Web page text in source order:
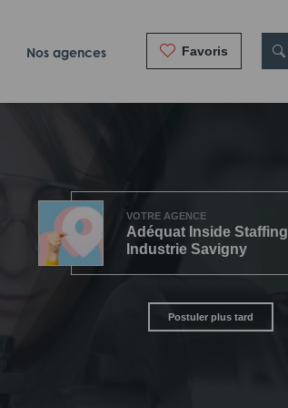
Nos agences Favoris
VOTRE AGENCE
Adéquat Inside Staffing
Industrie Savigny
Postuler plus tard